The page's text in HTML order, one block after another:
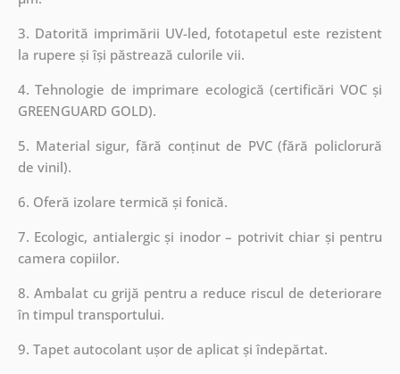
3. Datorită imprimării UV-led, fototapetul este rezistent
la rupere și își păstrează culorile vii.
4. Tehnologie de imprimare ecologică (certificări VOC și
GREENGUARD GOLD).
5. Material sigur, fără conținut de PVC (fără policlorură
de vinil).
6. Oferă izolare termică și fonică.
7. Ecologic, antialergic și inodor – potrivit chiar și pentru
camera copiilor.
8. Ambalat cu grijă pentru a reduce riscul de deteriorare
în timpul transportului.
9. Tapet autocolant ușor de aplicat și îndepărtat.